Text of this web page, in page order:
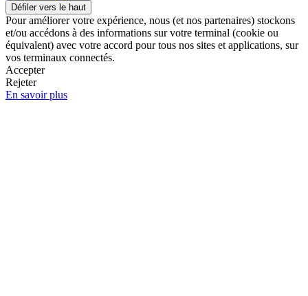
Défiler vers le haut
Pour améliorer votre expérience, nous (et nos partenaires) stockons
et/ou accédons à des informations sur votre terminal (cookie ou
équivalent) avec votre accord pour tous nos sites et applications, sur
vos terminaux connectés.
Accepter
Rejeter
En savoir plus